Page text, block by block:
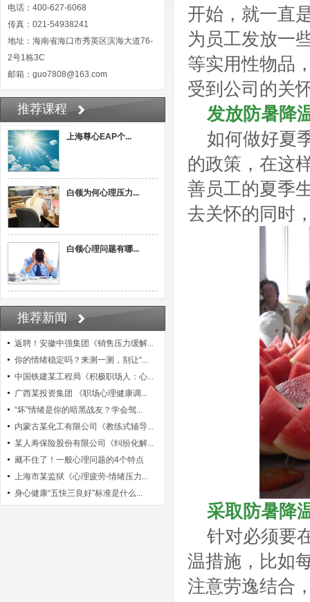
电话：400-627-6068
传真：021-54938241
地址：海南省海口市秀英区滨海大道76-
2号1栋3C
邮箱：guo7808@163.com
推荐课程
上海尊心EAP个...
白领为何心理压力...
白领心理问题有哪...
推荐新闻
返聘！安徽中强集团《销售压力缓解...
你的情绪稳定吗？来测一测，别让“...
中国铁建某工程局《积极职场人：心...
广西某投资集团 《职场心理健康调...
“坏”情绪是你的暗黑战友？学会驾...
内蒙古某化工有限公司《教练式辅导...
某人寿保险股份有限公司《纠纷化解...
藏不住了！一般心理问题的4个特点
上海市某监狱《心理疲劳-情绪压力...
身心健康“五快三良好”标准是什么...
开始，就一直
为员工发放一
等实用性物品
受到公司的关
发放防暑降
如何做好夏
的政策，在这
善员工的夏季
去关怀的同时
采取防暑降
针对必须要
温措施，比如
注意劳逸结合